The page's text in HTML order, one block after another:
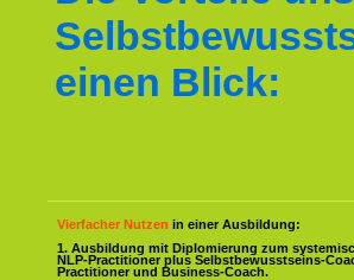
einen Blick:
Vierfacher Nutzen in einer Ausbildung:
1. Ausbildung mit Diplomierung zum
NLP-Practitioner plus Selbstbewusstseins-
Practitioner und Business-Coach.